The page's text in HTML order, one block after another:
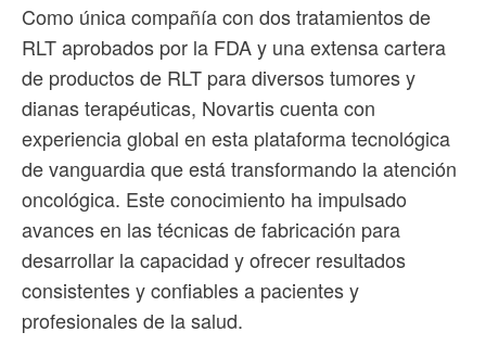
Como única compañía con dos tratamientos de
RLT aprobados por la FDA y una extensa cartera
de productos de RLT para diversos tumores y
dianas terapéuticas, Novartis cuenta con
experiencia global en esta plataforma tecnológica
de vanguardia que está transformando la atención
oncológica. Este conocimiento ha impulsado
avances en las técnicas de fabricación para
desarrollar la capacidad y ofrecer resultados
consistentes y confiables a pacientes y
profesionales de la salud.